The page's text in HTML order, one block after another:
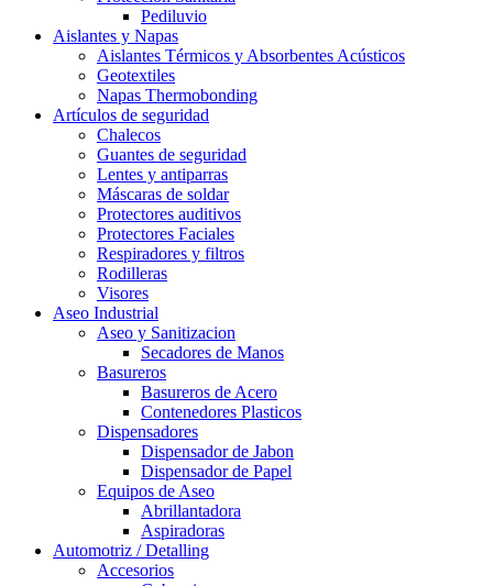
Pediluvio
Aislantes y Napas
Aislantes Térmicos y Absorbentes Acústicos
Geotextiles
Napas Thermobonding
Artículos de seguridad
Chalecos
Guantes de seguridad
Lentes y antiparras
Máscaras de soldar
Protectores auditivos
Protectores Faciales
Respiradores y filtros
Rodilleras
Visores
Aseo Industrial
Aseo y Sanitizacion
Secadores de Manos
Basureros
Basureros de Acero
Contenedores Plasticos
Dispensadores
Dispensador de Jabon
Dispensador de Papel
Equipos de Aseo
Abrillantadora
Aspiradoras
Automotriz / Detalling
Accesorios